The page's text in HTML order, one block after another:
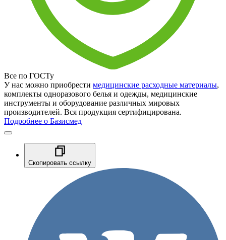
Все по ГОСТу
У нас можно приобрести медицинские расходные материалы,
комплекты одноразового белья и одежды, медицинские
инструменты и оборудование различных мировых
производителей. Вся продукция сертифицирована.
Подробнее о Базисмед
Скопировать ссылку